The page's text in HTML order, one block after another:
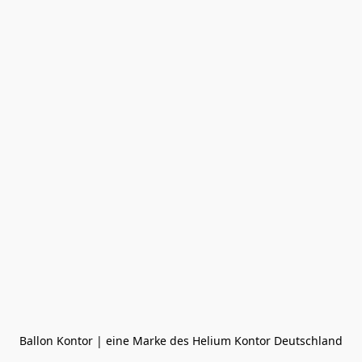
Ballon Kontor | eine Marke des Helium Kontor Deutschland